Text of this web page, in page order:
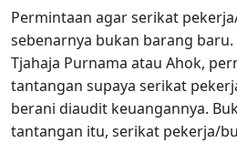
Permintaan agar serikat
sebenarnya bukan barang
Tjahaja Purnama atau Ahok,
tantangan supaya serikat
berani diaudit keuangannya.
tantangan itu, serikat pekerja/